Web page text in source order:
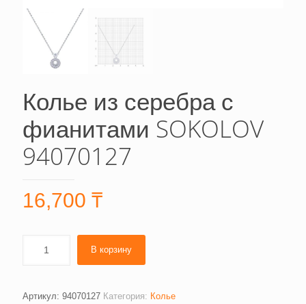
Колье из серебра с
фианитами SOKOLOV
94070127
16,700 ₸
В корзину
Артикул: 94070127 Категория: Колье